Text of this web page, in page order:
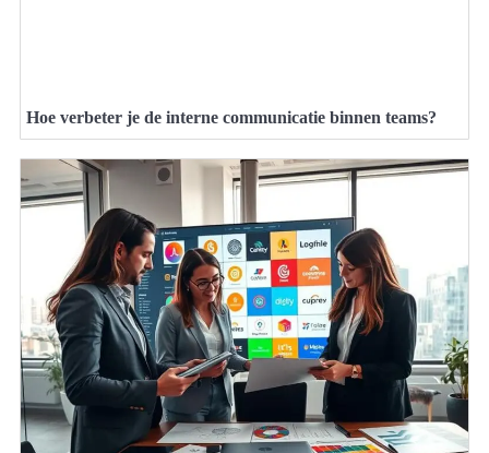
Hoe verbeter je de interne communicatie binnen teams?